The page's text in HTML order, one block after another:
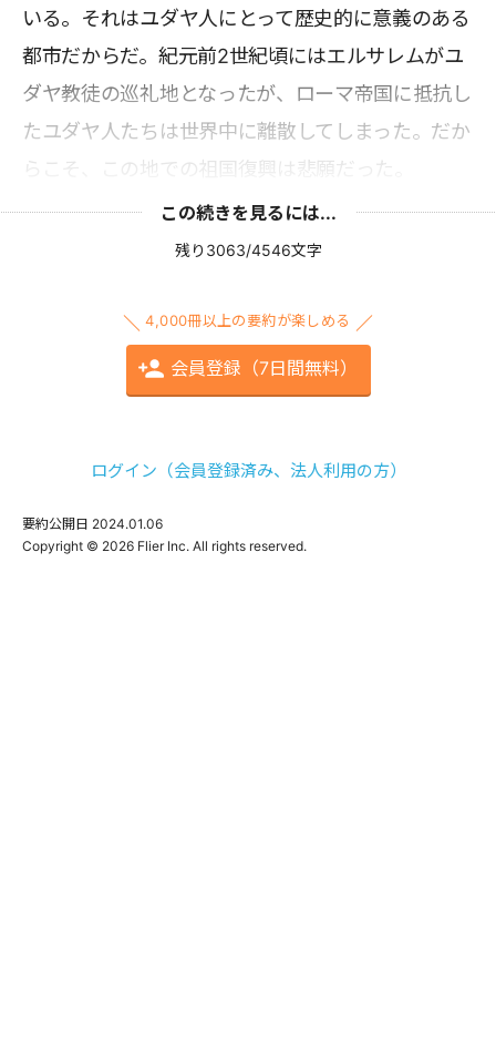
いる。それはユダヤ人にとって歴史的に意義のある
都市だからだ。紀元前2世紀頃にはエルサレムがユ
ダヤ教徒の巡礼地となったが、ローマ帝国に抵抗し
たユダヤ人たちは世界中に離散してしまった。だか
らこそ、この地での祖国復興は悲願だった。
この続きを見るには...
残り3063/4546文字
4,000冊以上の要約が楽しめる
会員登録（7日間無料）
ログイン（会員登録済み、法人利用の方）
要約公開日 2024.01.06